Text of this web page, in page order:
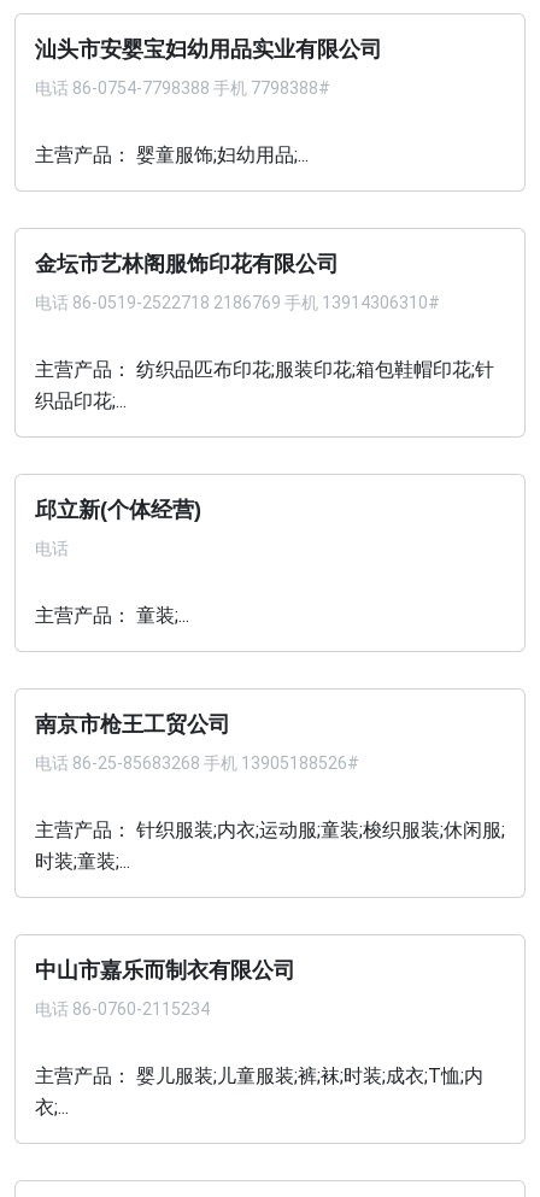
汕头市安婴宝妇幼用品实业有限公司
电话 86-0754-7798388 手机 7798388#
主营产品： 婴童服饰;妇幼用品;...
金坛市艺林阁服饰印花有限公司
电话 86-0519-2522718 2186769 手机 13914306310#
主营产品： 纺织品匹布印花;服装印花;箱包鞋帽印花;针
织品印花;...
邱立新(个体经营)
电话
主营产品： 童装;...
南京市枪王工贸公司
电话 86-25-85683268 手机 13905188526#
主营产品： 针织服装;内衣;运动服;童装;梭织服装;休闲服;
时装;童装;...
中山市嘉乐而制衣有限公司
电话 86-0760-2115234
主营产品： 婴儿服装;儿童服装;裤;袜;时装;成衣;T恤;内
衣;...